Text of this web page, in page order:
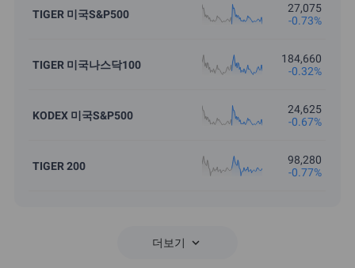
TIGER 미국S&P500
27,075
-0.73%
TIGER 미국나스닥100
184,660
-0.32%
KODEX 미국S&P500
24,625
-0.67%
TIGER 200
98,280
-0.77%
더보기 keyboard_arrow_down